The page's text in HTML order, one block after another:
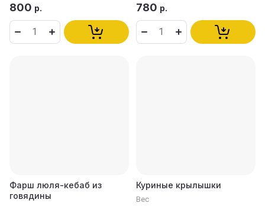
800 р. 780 р.
Фарш люля-кебаб из
говядины
Куриные крылышки
Вес